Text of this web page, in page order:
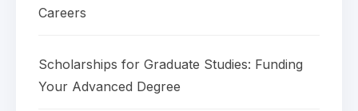
Careers
Scholarships for Graduate Studies: Funding
Your Advanced Degree